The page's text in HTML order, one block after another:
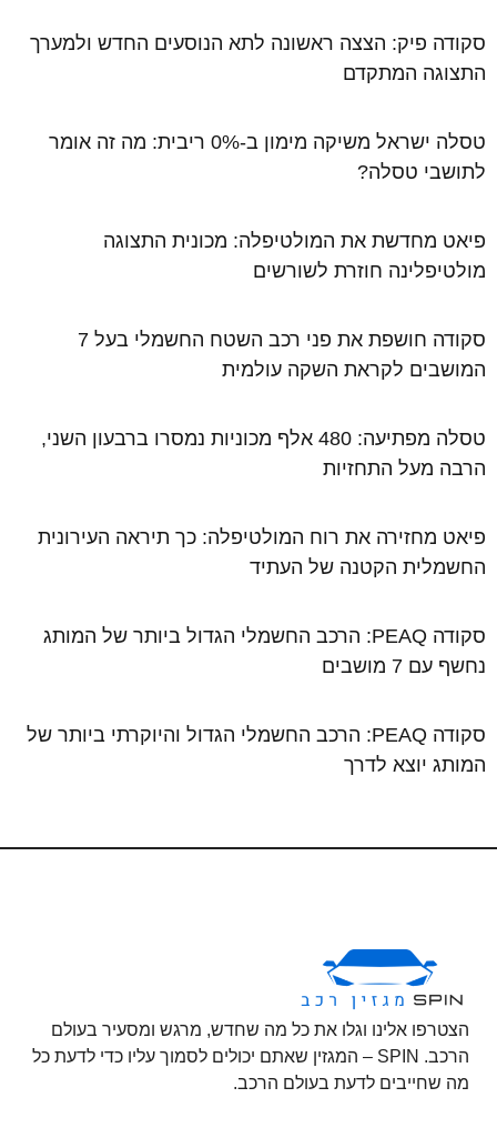
סקודה פיק: הצצה ראשונה לתא הנוסעים החדש ולמערך
התצוגה המתקדם
טסלה ישראל משיקה מימון ב-0% ריבית: מה זה אומר
לתושבי טסלה?
פיאט מחדשת את המולטיפלה: מכונית התצוגה
מולטיפלינה חוזרת לשורשים
סקודה חושפת את פני רכב השטח החשמלי בעל 7
המושבים לקראת השקה עולמית
טסלה מפתיעה: 480 אלף מכוניות נמסרו ברבעון השני,
הרבה מעל התחזיות
פיאט מחזירה את רוח המולטיפלה: כך תיראה העירונית
החשמלית הקטנה של העתיד
סקודה PEAQ: הרכב החשמלי הגדול ביותר של המותג
נחשף עם 7 מושבים
סקודה PEAQ: הרכב החשמלי הגדול והיוקרתי ביותר של
המותג יוצא לדרך
הצטרפו אלינו וגלו את כל מה שחדש, מרגש ומסעיר בעולם
הרכב. SPIN – המגזין שאתם יכולים לסמוך עליו כדי לדעת כל
מה שחייבים לדעת בעולם הרכב.